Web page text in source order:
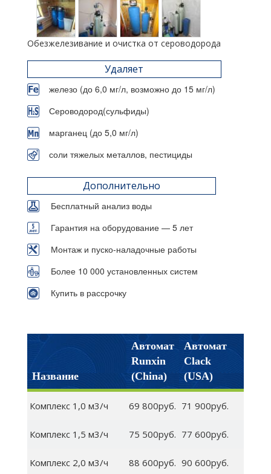
Обезжелезивание и очистка от сероводорода
Удаляет
железо (до 6,0 мг/л, возможно до 15 мг/л)
Сероводород(сульфиды)
марганец (до 5,0 мг/л)
соли тяжелых металлов, пестициды
Дополнительно
Бесплатный анализ воды
Гарантия на оборудование — 5 лет
Монтаж и пуско-наладочные работы
Более 10 000 установленных систем
Купить в рассрочку
Название
Автомат
Runxin
(China)
Автомат
Clack
(USA)
Комплекс 1,0 м3/ч 69 800руб. 71 900руб.
Комплекс 1,5 м3/ч 75 500руб. 77 600руб.
Комплекс 2,0 м3/ч 88 600руб. 90 600руб.